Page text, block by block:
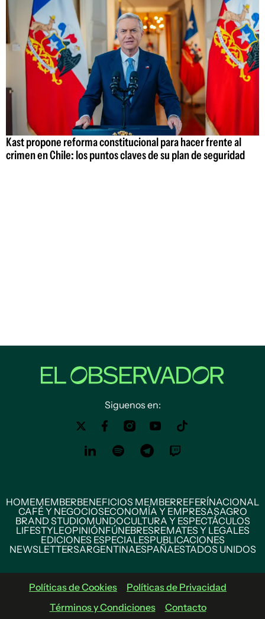
Kast propone reforma constitucional para hacer frente al
crimen en Chile: los puntos claves de su plan de seguridad
Siguenos en:
HOMEMEMBERBENEFICIOS MEMBERREFERÍNACIONAL
CAFÉ Y NEGOCIOSECONOMÍA Y EMPRESASAGRO
BRAND STUDIOMUNDOCULTURA Y ESPECTÁCULOS
LIFESTYLEOPINIÓNFÚNEBRESREMATES Y LEGALES
EDICIONES ESPECIALESPUBLICACIONES
NEWSLETTERSARGENTINAESPAÑAESTADOS UNIDOS
Políticas de Cookies
Políticas de Privacidad
Términos y Condiciones
Contacto